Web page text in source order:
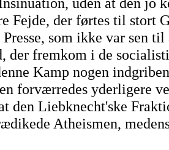
Fejde, der førtes til stort
som ikke var sen til
der fremkom i de
Kamp nogen
forværredes yderligere
den Liebknecht'ske
Atheismen,